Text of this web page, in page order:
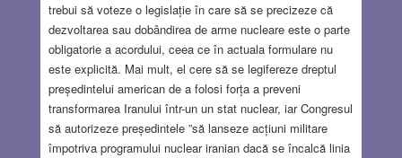
trebui să voteze o legislație în care să se precizeze că
dezvoltarea sau dobândirea de arme nucleare este o parte
obligatorie a acordului, ceea ce în actuala formulare nu
este explicită. Mai mult, el cere să se legifereze dreptul
președintelui american de a folosi forța a preveni
transformarea Iranului într-un un stat nuclear, iar Congresul
să autorizeze președintele ”să lanseze acțiuni militare
împotriva programului nuclear iranian dacă se încalcă linia